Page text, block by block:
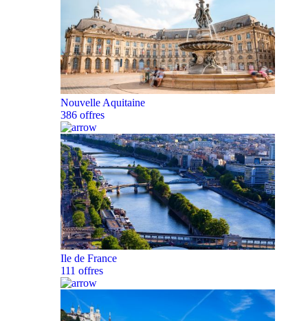
Nouvelle Aquitaine
386 offres
Ile de France
111 offres